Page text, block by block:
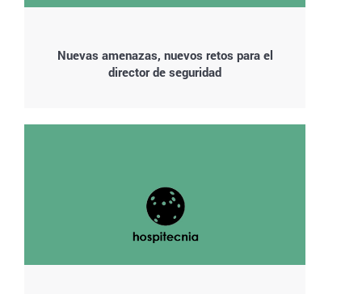
Nuevas amenazas, nuevos retos para el
director de seguridad